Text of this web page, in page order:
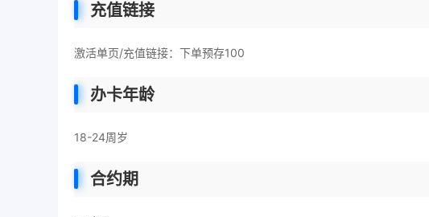
充值链接
激活单页/充值链接：下单预存100
办卡年龄
18-24周岁
合约期